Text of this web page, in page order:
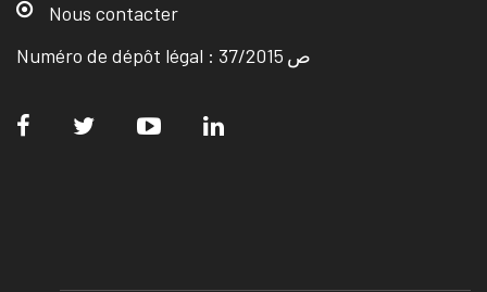
Nous contacter
Numéro de dépôt légal : ص 37/2015